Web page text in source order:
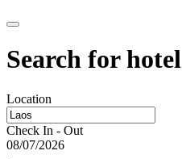
Search for hotel
Location
Check In - Out
08/07/2026